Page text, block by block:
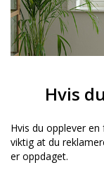
Hvis
Hvis du opplever
viktig at du
er oppdaget.